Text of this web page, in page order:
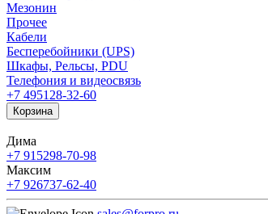
Мезонин
Прочее
Кабели
Бесперебойники (UPS)
Шкафы, Рельсы, PDU
Телефония и видеосвязь
+7 495128-32-60
Корзина
Дима
+7 915298-70-98
Максим
+7 926737-62-40